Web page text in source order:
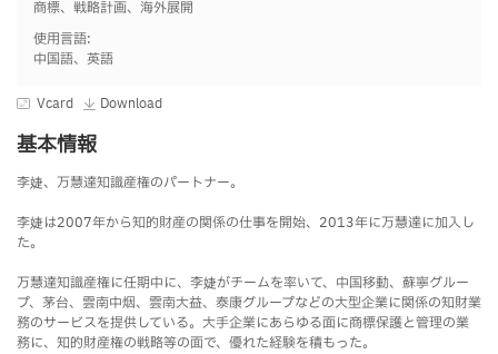
商標、戦略計画、海外展開
使用言語:
中国語、英語
Vcard Download
基本情報
李婕、万慧達知識産権のパートナー。
李婕は2007年から知的財産の関係の仕事を開始、2013年に万慧達に加入し
た。
万慧達知識産権に任期中に、李婕がチームを率いて、中国移動、蘇寧グルー
プ、茅台、雲南中烟、雲南大益、泰康グループなどの大型企業に関係の知財業
務のサービスを提供している。大手企業にあらゆる面に商標保護と管理の業
務に、知的財産権の戦略等の面で、優れた経験を積もった。